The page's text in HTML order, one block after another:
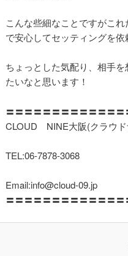
こんな些細なことですがこ
で安心してセッティングを依
ちょっとした気配り、相手
たいなと思います！
〓〓〓〓〓〓〓〓〓〓〓〓〓
CLOUD NINE大阪(クラウド
TEL:06-7878-3068
Email:info@cloud-09.jp
〓〓〓〓〓〓〓〓〓〓〓〓〓